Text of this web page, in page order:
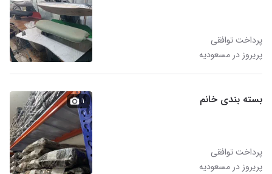
پرداخت توافقی
پریروز در مسعودیه
بسته بندی خانم
پرداخت توافقی
پریروز در مسعودیه
۱